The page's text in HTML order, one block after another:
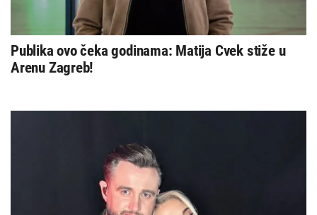
Publika ovo čeka godinama: Matija Cvek stiže u
Arenu Zagreb!